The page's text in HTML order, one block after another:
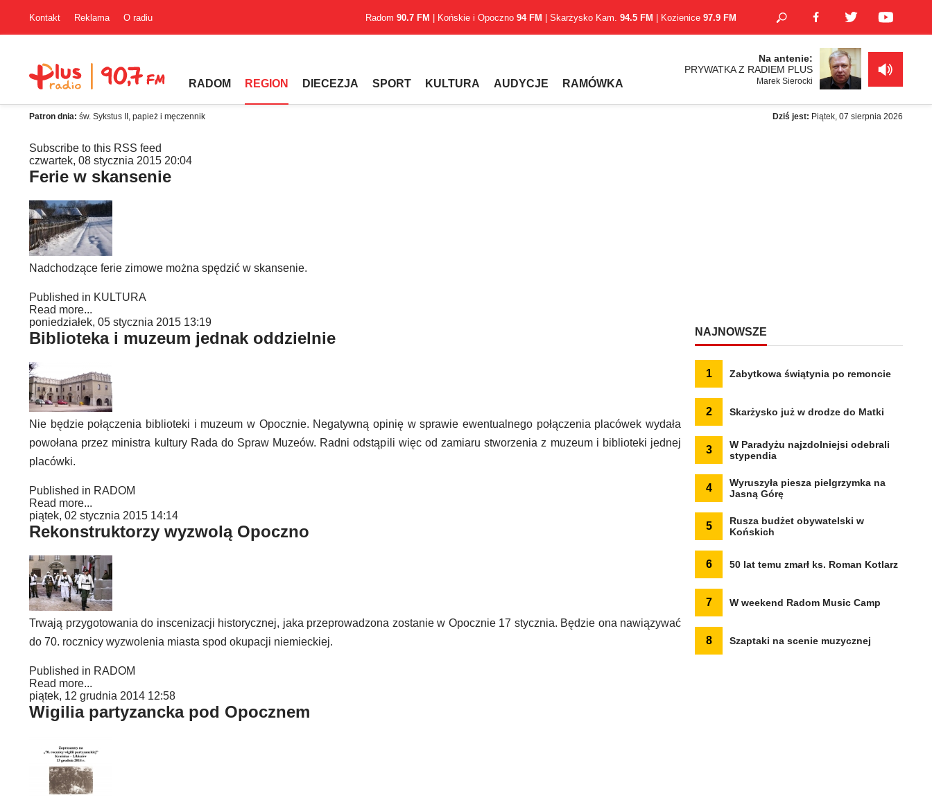
Kontakt Reklama O radiu Radom 90.7 FM | Końskie i Opoczno 94 FM | Skarżysko Kam. 94.5 FM | Kozienice 97.9 FM
RADOM REGION DIECEZJA SPORT KULTURA AUDYCJE RAMÓWKA
Na antenie:
PRYWATKA Z RADIEM PLUS
Marek Sierocki
Patron dnia: św. Sykstus II, papież i męczennik Dziś jest: Piątek, 07 sierpnia 2026
Subscribe to this RSS feed
czwartek, 08 stycznia 2015 20:04
Ferie w skansenie
Nadchodzące ferie zimowe można spędzić w skansenie.
Published in KULTURA
Read more...
poniedziałek, 05 stycznia 2015 13:19
Biblioteka i muzeum jednak oddzielnie
Nie będzie połączenia biblioteki i muzeum w Opocznie. Negatywną opinię w sprawie ewentualnego połączenia placówek wydała
powołana przez ministra kultury Rada do Spraw Muzeów. Radni odstąpili więc od zamiaru stworzenia z muzeum i biblioteki jednej
placówki.
Published in RADOM
Read more...
piątek, 02 stycznia 2015 14:14
Rekonstruktorzy wyzwolą Opoczno
Trwają przygotowania do inscenizacji historycznej, jaka przeprowadzona zostanie w Opocznie 17 stycznia. Będzie ona nawiązywać
do 70. rocznicy wyzwolenia miasta spod okupacji niemieckiej.
Published in RADOM
Read more...
piątek, 12 grudnia 2014 12:58
Wigilia partyzancka pod Opocznem
NAJNOWSZE
1 Zabytkowa świątynia po remoncie
2 Skarżysko już w drodze do Matki
3
W Paradyżu najzdolniejsi odebrali
stypendia
4
Wyruszyła piesza pielgrzymka na
Jasną Górę
5
Rusza budżet obywatelski w
Końskich
6 50 lat temu zmarł ks. Roman Kotlarz
7 W weekend Radom Music Camp
8 Szaptaki na scenie muzycznej